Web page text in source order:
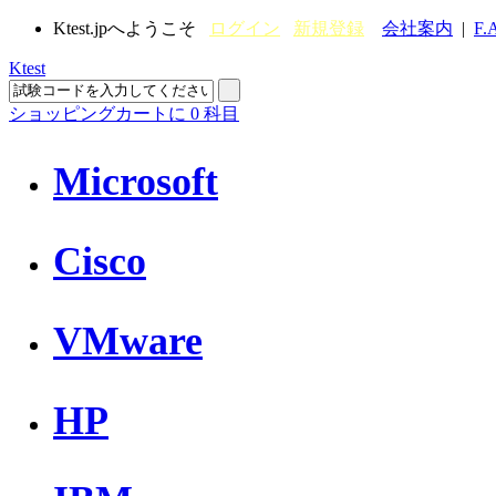
Ktest.jpへようこそ ログイン 新規登録 会社案内 |
Ktest
ショッピングカートに 0 科目
Microsoft
Cisco
VMware
HP